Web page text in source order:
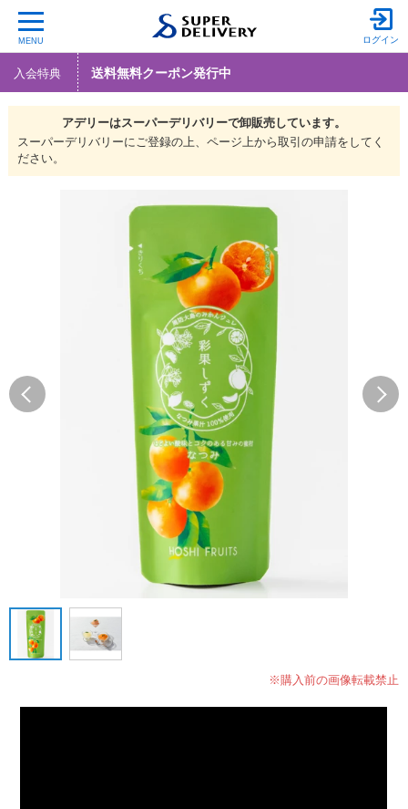
MENU ログイン
入会特典 送料無料クーポン発行中
アデリーはスーパーデリバリーで卸販売しています。
スーパーデリバリーにご登録の上、ページ上から取引の申請をしてく
ださい。
※購入前の画像転載禁止